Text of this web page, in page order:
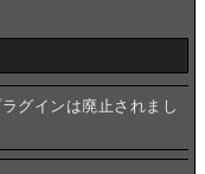
グインは廃止されまし